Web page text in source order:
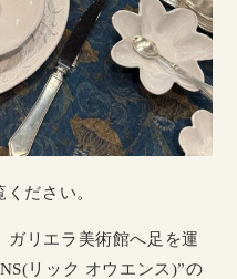
ださい。
ガリエラ美術館へ足を運
リック オウエンス)”の